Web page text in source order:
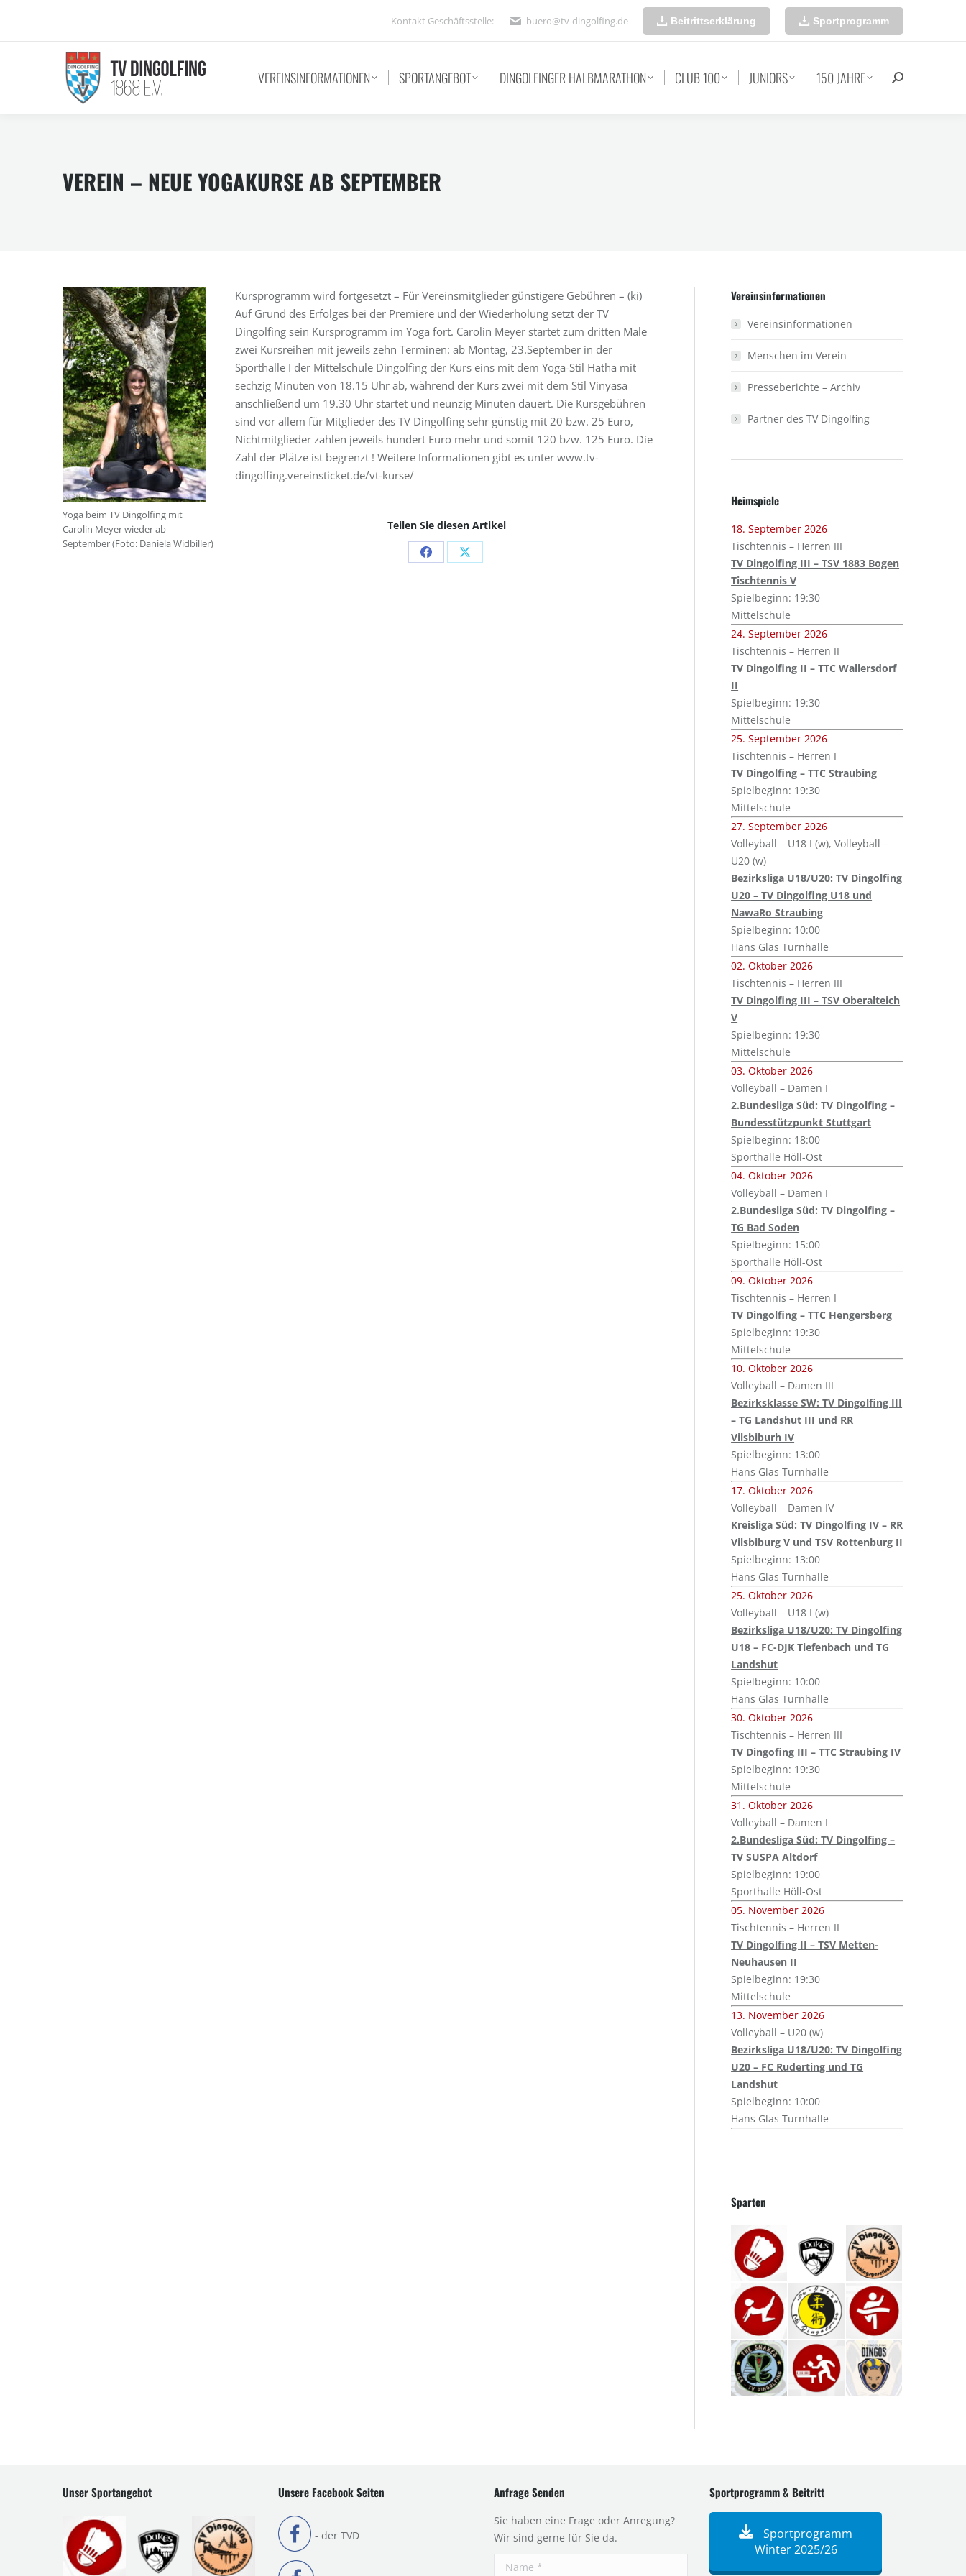
Kontakt Geschäftsstelle: buero@tv-dingolfing.de Beitrittserklärung Sportprogramm
VEREINSINFORMATIONEN SPORTANGEBOT DINGOLFINGER HALBMARATHON CLUB 100 JUNIORS 150 JAHRE Search:
VEREIN – NEUE YOGAKURSE AB SEPTEMBER
Yoga beim TV Dingolfing mit
Carolin Meyer wieder ab
September (Foto: Daniela Widbiller)
Kursprogramm wird fortgesetzt – Für Vereinsmitglieder günstigere Gebühren – (ki)
Auf Grund des Erfolges bei der Premiere und der Wiederholung setzt der TV
Dingolfing sein Kursprogramm im Yoga fort. Carolin Meyer startet zum dritten Male
zwei Kursreihen mit jeweils zehn Terminen: ab Montag, 23.September in der
Sporthalle I der Mittelschule Dingolfing der Kurs eins mit dem Yoga-Stil Hatha mit
sechzig Minuten von 18.15 Uhr ab, während der Kurs zwei mit dem Stil Vinyasa
anschließend um 19.30 Uhr startet und neunzig Minuten dauert. Die Kursgebühren
sind vor allem für Mitglieder des TV Dingolfing sehr günstig mit 20 bzw. 25 Euro,
Nichtmitglieder zahlen jeweils hundert Euro mehr und somit 120 bzw. 125 Euro. Die
Zahl der Plätze ist begrenzt ! Weitere Informationen gibt es unter www.tv-
dingolfing.vereinsticket.de/vt-kurse/
Teilen Sie diesen Artikel
Share Share
Vereinsinformationen
Vereinsinformationen
Menschen im Verein
Presseberichte – Archiv
Partner des TV Dingolfing
Heimspiele
18. September 2026
Tischtennis – Herren III
TV Dingolfing III – TSV 1883 Bogen
Tischtennis V
Spielbeginn: 19:30
Mittelschule
24. September 2026
Tischtennis – Herren II
TV Dingolfing II – TTC Wallersdorf
II
Spielbeginn: 19:30
Mittelschule
25. September 2026
Tischtennis – Herren I
TV Dingolfing – TTC Straubing
Spielbeginn: 19:30
Mittelschule
27. September 2026
Volleyball – U18 I (w), Volleyball –
U20 (w)
Bezirksliga U18/U20: TV Dingolfing
U20 – TV Dingolfing U18 und
NawaRo Straubing
Spielbeginn: 10:00
Hans Glas Turnhalle
02. Oktober 2026
Tischtennis – Herren III
TV Dingolfing III – TSV Oberalteich
V
Spielbeginn: 19:30
Mittelschule
03. Oktober 2026
Volleyball – Damen I
2.Bundesliga Süd: TV Dingolfing –
Bundesstützpunkt Stuttgart
Spielbeginn: 18:00
Sporthalle Höll-Ost
04. Oktober 2026
Volleyball – Damen I
2.Bundesliga Süd: TV Dingolfing –
TG Bad Soden
Spielbeginn: 15:00
Sporthalle Höll-Ost
09. Oktober 2026
Tischtennis – Herren I
TV Dingolfing – TTC Hengersberg
Spielbeginn: 19:30
Mittelschule
10. Oktober 2026
Volleyball – Damen III
Bezirksklasse SW: TV Dingolfing III
– TG Landshut III und RR
Vilsbiburh IV
Spielbeginn: 13:00
Hans Glas Turnhalle
17. Oktober 2026
Volleyball – Damen IV
Kreisliga Süd: TV Dingolfing IV – RR
Vilsbiburg V und TSV Rottenburg II
Spielbeginn: 13:00
Hans Glas Turnhalle
25. Oktober 2026
Volleyball – U18 I (w)
Bezirksliga U18/U20: TV Dingolfing
U18 – FC-DJK Tiefenbach und TG
Landshut
Spielbeginn: 10:00
Hans Glas Turnhalle
30. Oktober 2026
Tischtennis – Herren III
TV Dingofing III – TTC Straubing IV
Spielbeginn: 19:30
Mittelschule
31. Oktober 2026
Volleyball – Damen I
2.Bundesliga Süd: TV Dingolfing –
TV SUSPA Altdorf
Spielbeginn: 19:00
Sporthalle Höll-Ost
05. November 2026
Tischtennis – Herren II
TV Dingolfing II – TSV Metten-
Neuhausen II
Spielbeginn: 19:30
Mittelschule
13. November 2026
Volleyball – U20 (w)
Bezirksliga U18/U20: TV Dingolfing
U20 – FC Ruderting und TG
Landshut
Spielbeginn: 10:00
Hans Glas Turnhalle
Sparten
Unser Sportangebot Unsere Facebook Seiten
- der TVD
Anfrage Senden
Sie haben eine Frage oder Anregung?
Wir sind gerne für Sie da.
Name *
Sportprogramm & Beitritt
Sportprogramm
Winter 2025/26